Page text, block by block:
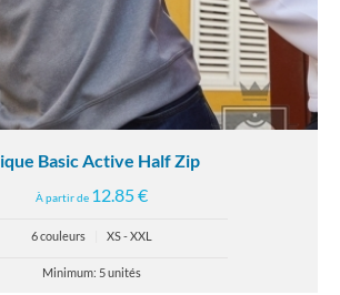
Basic Active Half Zip
À partir de 12.85 €
6 couleurs XS - XXL
Minimum: 5 unités